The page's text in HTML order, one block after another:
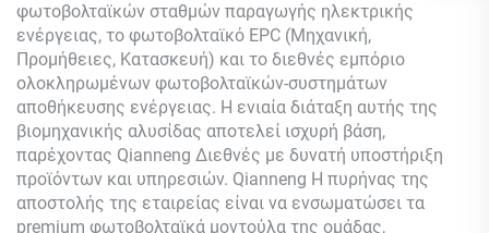
φωτοβολταϊκών σταθμών παραγωγής ηλεκτρικής
ενέργειας, το φωτοβολταϊκό EPC (Μηχανική,
Προμήθειες, Κατασκευή) και το διεθνές εμπόριο
ολοκληρωμένων φωτοβολταϊκών-συστημάτων
αποθήκευσης ενέργειας. Η ενιαία διάταξη αυτής της
βιομηχανικής αλυσίδας αποτελεί ισχυρή βάση,
παρέχοντας Qianneng Διεθνές με δυνατή υποστήριξη
προϊόντων και υπηρεσιών. Qianneng Η πυρήνας της
αποστολής της εταιρείας είναι να ενσωματώσει τα
premium φωτοβολταϊκά μοντούλα της ομάδας,